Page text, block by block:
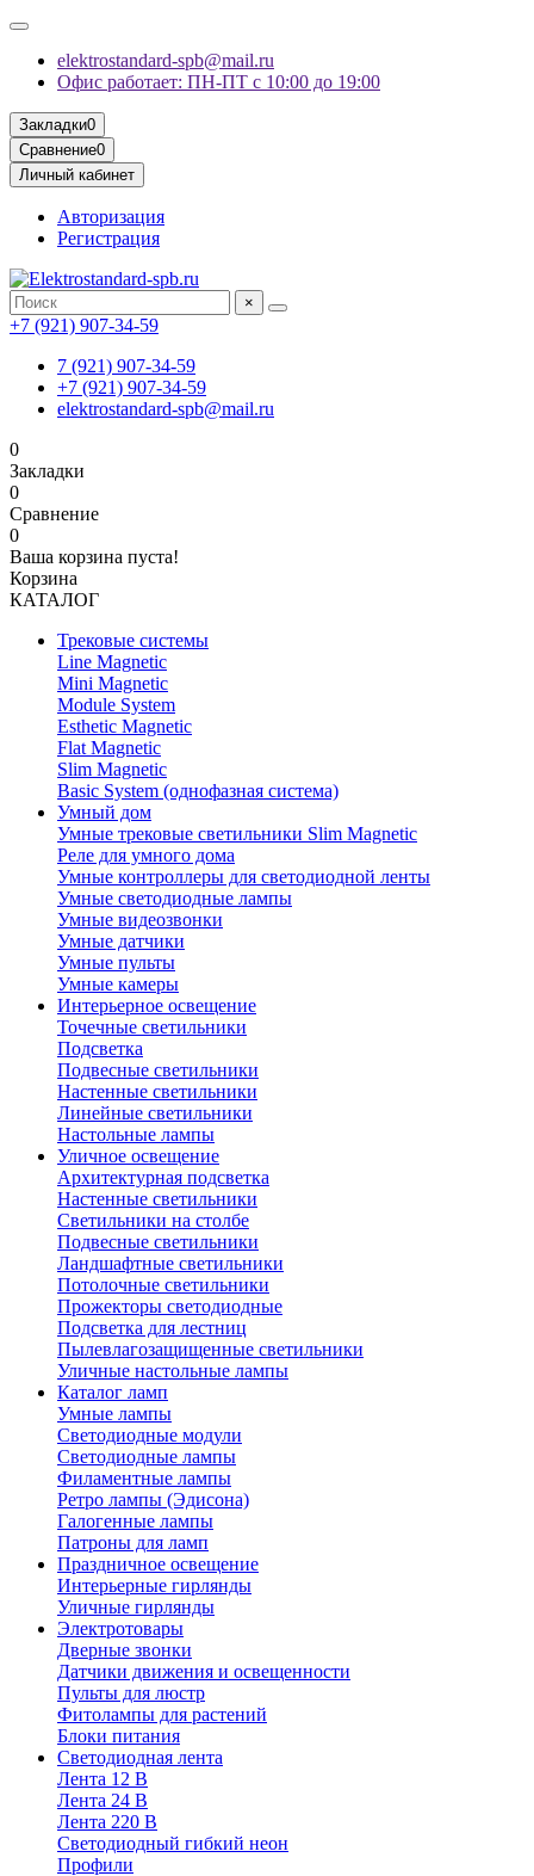
elektrostandard-spb@mail.ru
Офис работает: ПН-ПТ с 10:00 до 19:00
Закладки0
Сравнение0
Личный кабинет
Авторизация
Регистрация
×
+7 (921) 907-34-59
7 (921) 907-34-59
+7 (921) 907-34-59
elektrostandard-spb@mail.ru
0
Закладки
0
Сравнение
0
Ваша корзина пуста!
Корзина
КАТАЛОГ
Трековые системы
Line Magnetic
Mini Magnetic
Module System
Esthetic Magnetic
Flat Magnetic
Slim Magnetic
Basic System (однофазная система)
Умный дом
Умные трековые светильники Slim Magnetic
Реле для умного дома
Умные контроллеры для светодиодной ленты
Умные светодиодные лампы
Умные видеозвонки
Умные датчики
Умные пульты
Умные камеры
Интерьерное освещение
Точечные светильники
Подсветка
Подвесные светильники
Настенные светильники
Линейные светильники
Настольные лампы
Уличное освещение
Архитектурная подсветка
Настенные светильники
Светильники на столбе
Подвесные светильники
Ландшафтные светильники
Потолочные светильники
Прожекторы светодиодные
Подсветка для лестниц
Пылевлагозащищенные светильники
Уличные настольные лампы
Каталог ламп
Умные лампы
Светодиодные модули
Светодиодные лампы
Филаментные лампы
Ретро лампы (Эдисона)
Галогенные лампы
Патроны для ламп
Праздничное освещение
Интерьерные гирлянды
Уличные гирлянды
Электротовары
Дверные звонки
Датчики движения и освещенности
Пульты для люстр
Фитолампы для растений
Блоки питания
Светодиодная лента
Лента 12 В
Лента 24 В
Лента 220 В
Светодиодный гибкий неон
Профили